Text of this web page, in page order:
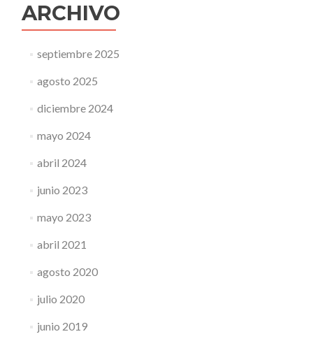
ARCHIVO
septiembre 2025
agosto 2025
diciembre 2024
mayo 2024
abril 2024
junio 2023
mayo 2023
abril 2021
agosto 2020
julio 2020
junio 2019